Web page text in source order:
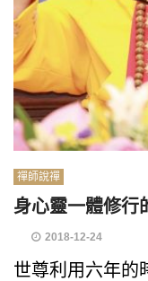
禪師說禪
身心靈一體修行
2018-12-24
世尊利用六年的